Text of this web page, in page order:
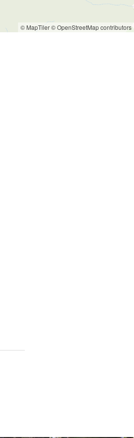
© MapTiler© OpenStreetMap contributors